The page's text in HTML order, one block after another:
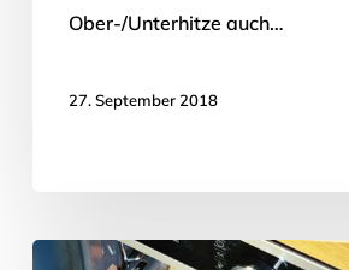
Ober-/Unterhitze auch…
27. September 2018